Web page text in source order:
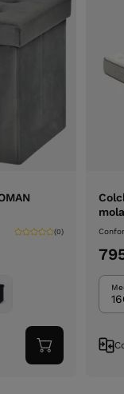
(0)
Adicionar
ao